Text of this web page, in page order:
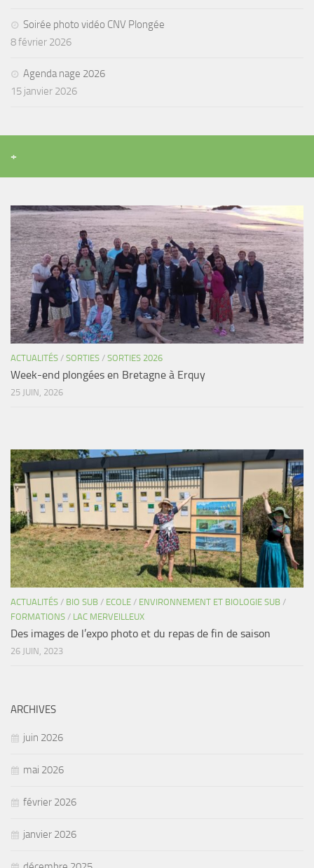
Section Matériel
Soirée photo vidéo CNV Plongée
8 février 2026
Agenda nage 2026
15 janvier 2026
+
ACTUALITÉS / SORTIES / SORTIES 2026
Week-end plongées en Bretagne à Erquy
25 JUIN, 2026
ACTUALITÉS / BIO SUB / ECOLE / ENVIRONNEMENT ET BIOLOGIE SUB /
FORMATIONS / LAC MERVEILLEUX
Des images de l’expo photo et du repas de fin de saison
26 JUIN, 2023
ARCHIVES
juin 2026
mai 2026
février 2026
janvier 2026